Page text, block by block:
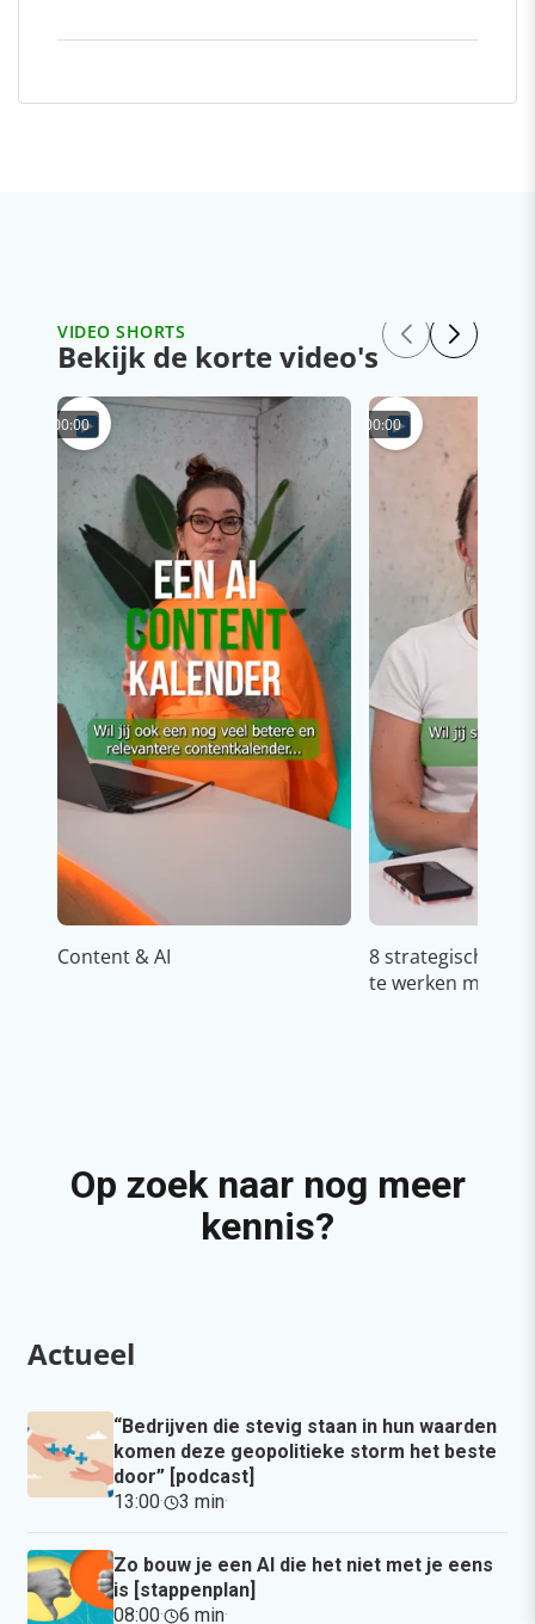
VIDEO SHORTS
Bekijk de korte video's
00:00
Content & AI
00:00
8 strategische
te werken met
Op zoek naar nog meer
kennis?
Actueel
“Bedrijven die stevig staan in hun waarden
komen deze geopolitieke storm het beste
door” [podcast]
13:00· 3 min·
Zo bouw je een AI die het niet met je eens
is [stappenplan]
08:00· 6 min·